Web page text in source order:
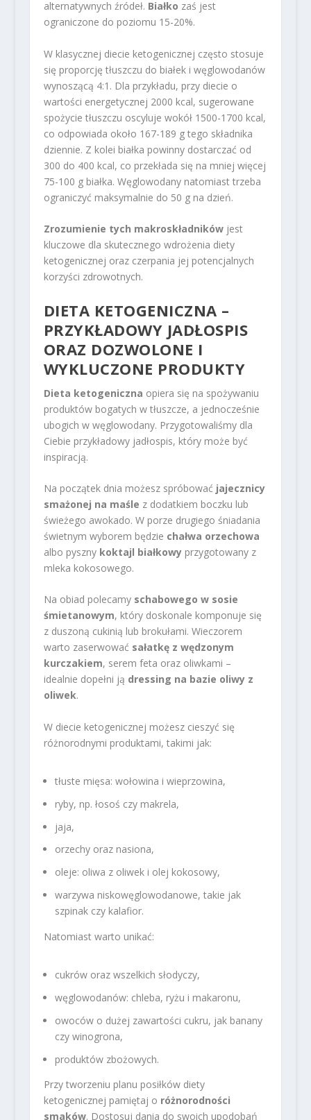
alternatywnych źródeł. Białko zaś jest
ograniczone do poziomu 15-20%.
W klasycznej diecie ketogenicznej często stosuje
się proporcję tłuszczu do białek i węglowodanów
wynoszącą 4:1. Dla przykładu, przy diecie o
wartości energetycznej 2000 kcal, sugerowane
spożycie tłuszczu oscyluje wokół 1500-1700 kcal,
co odpowiada około 167-189 g tego składnika
dziennie. Z kolei białka powinny dostarczać od
300 do 400 kcal, co przekłada się na mniej więcej
75-100 g białka. Węglowodany natomiast trzeba
ograniczyć maksymalnie do 50 g na dzień.
Zrozumienie tych makroskładnikówjest
kluczowe dla skutecznego wdrożenia diety
ketogenicznej oraz czerpania jej potencjalnych
korzyści zdrowotnych.
DIETA KETOGENICZNA –
PRZYKŁADOWY JADŁOSPIS
ORAZ DOZWOLONE I
WYKLUCZONE PRODUKTY
Dieta ketogeniczna opiera się na spożywaniu
produktów bogatych w tłuszcze, a jednocześnie
ubogich w węglowodany. Przygotowaliśmy dla
Ciebie przykładowy jadłospis, który może być
inspiracją.
Na początek dnia możesz spróbować jajecznicy
smażonej na maśle z dodatkiem boczku lub
świeżego awokado. W porze drugiego śniadania
świetnym wyborem będzie chałwa orzechowa
albo pyszny koktajl białkowyprzygotowany z
mleka kokosowego.
Na obiad polecamy schabowego w sosie
śmietanowym, który doskonale komponuje się
z duszoną cukinią lub brokułami. Wieczorem
warto zaserwować sałatkę z wędzonym
kurczakiem, serem feta oraz oliwkami –
idealnie dopełni ją dressing na bazie oliwy z
oliwek.
W diecie ketogenicznej możesz cieszyć się
różnorodnymi produktami, takimi jak:
tłuste mięsa: wołowina i wieprzowina,
ryby, np. łosoś czy makrela,
jaja,
orzechy oraz nasiona,
oleje: oliwa z oliwek i olej kokosowy,
warzywa niskowęglowodanowe, takie jak
szpinak czy kalafior.
Natomiast warto unikać:
cukrów oraz wszelkich słodyczy,
węglowodanów: chleba, ryżu i makaronu,
owoców o dużej zawartości cukru, jak banany
czy winogrona,
produktów zbożowych.
Przy tworzeniu planu posiłków diety
ketogenicznej pamiętaj o różnorodności
smaków. Dostosuj dania do swoich upodobań